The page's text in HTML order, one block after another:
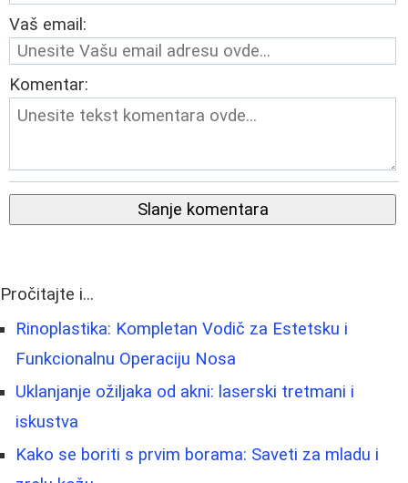
Vaš email:
Komentar:
Slanje komentara
Pročitajte i...
Rinoplastika: Kompletan Vodič za Estetsku i
Funkcionalnu Operaciju Nosa
Uklanjanje ožiljaka od akni: laserski tretmani i
iskustva
Kako se boriti s prvim borama: Saveti za mladu i